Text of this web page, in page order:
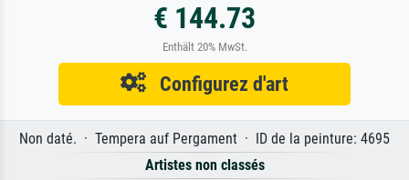
€ 144.73
Enthält 20% MwSt.
Configurez d'art
Non daté. · Tempera auf Pergament · ID de la peinture: 4695
Artistes non classés